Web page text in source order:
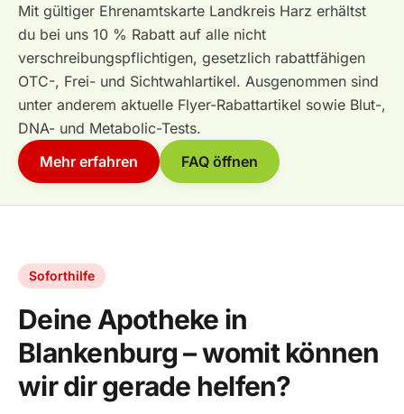
Mit gültiger Ehrenamtskarte Landkreis Harz erhältst
du bei uns 10 % Rabatt auf alle nicht
verschreibungspflichtigen, gesetzlich rabattfähigen
OTC-, Frei- und Sichtwahlartikel. Ausgenommen sind
unter anderem aktuelle Flyer-Rabattartikel sowie Blut-,
DNA- und Metabolic-Tests.
Mehr erfahren
FAQ öffnen
Soforthilfe
Deine Apotheke in
Blankenburg – womit können
wir dir gerade helfen?